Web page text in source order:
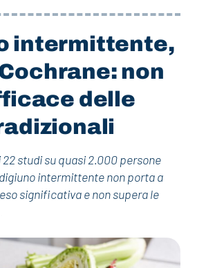
intermittente,
non
delle
22 studi su quasi 2.000 persone
intermittente non porta a
significativa e non supera le